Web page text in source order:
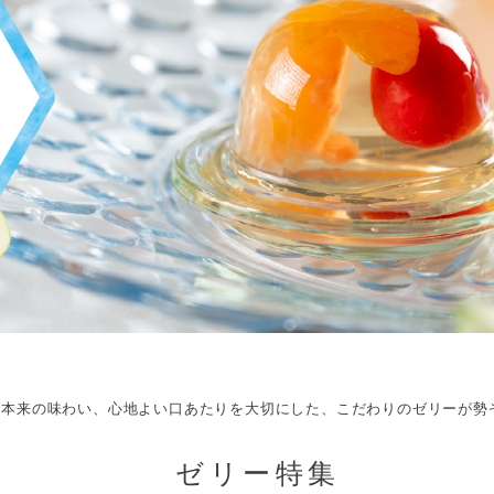
来の味わい、心地よい口あたりを大切にした、 こだわりのゼリーが勢
ゼリー特集